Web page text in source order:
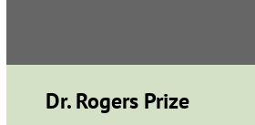
Dr. Rogers Prize